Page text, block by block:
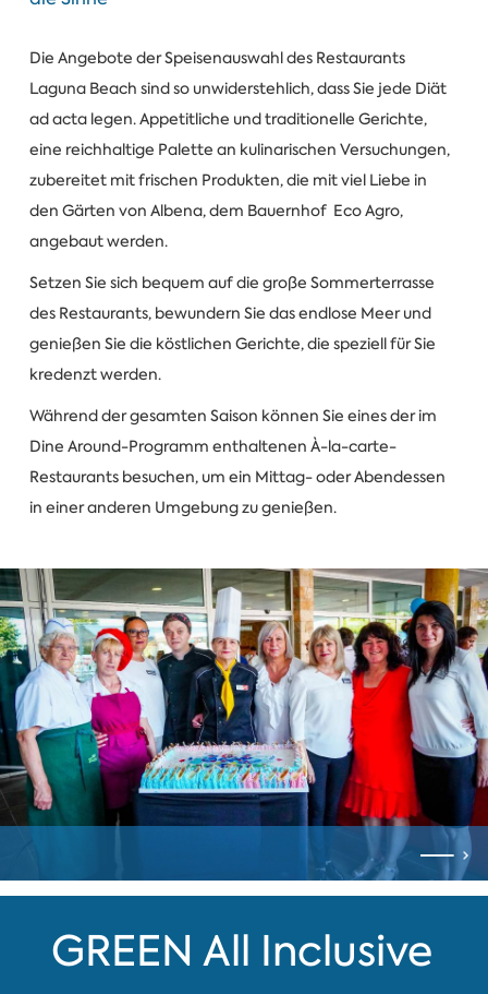
Die Angebote der Speisenauswahl des Restaurants
Laguna Beach sind so unwiderstehlich, dass Sie jede Diät
ad acta legen. Appetitliche und traditionelle Gerichte,
eine reichhaltige Palette an kulinarischen Versuchungen,
zubereitet mit frischen Produkten, die mit viel Liebe in
den Gärten von Albena, dem Bauernhof Eco Agro,
angebaut werden.
Setzen Sie sich bequem auf die große Sommerterrasse
des Restaurants, bewundern Sie das endlose Meer und
genießen Sie die köstlichen Gerichte, die speziell für Sie
kredenzt werden.
Während der gesamten Saison können Sie eines der im
Dine Around-Programm enthaltenen À-la-carte-
Restaurants besuchen, um ein Mittag- oder Abendessen
in einer anderen Umgebung zu genießen.
GREEN All Inclusive